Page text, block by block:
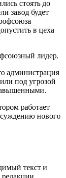
стоять до
завод будет
в цеха
лидер.
администрация
под угрозой
работает
нового
текст и